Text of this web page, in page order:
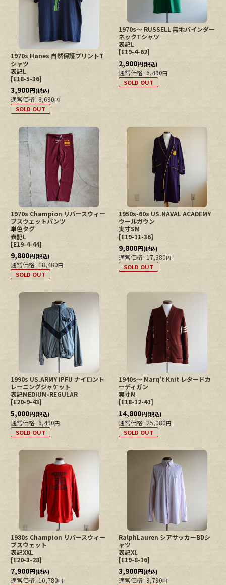
1970s Hanes 自然保護プリントT
シャツ
表記L
[E18-5-36]
3,900円(税込)
通常価格: 8,690円
SOLD OUT
1970s〜 RUSSELL 無地バインダー
ネックTシャツ
表記L
[E19-4-62]
2,900円(税込)
通常価格: 6,490円
SOLD OUT
1970s Champion リバースウィー
ブスウェットパンツ
単色タグ
表記L
[E19-4-44]
9,800円(税込)
通常価格: 18,480円
SOLD OUT
1950s-60s US.NAVAL ACADEMY
ウールガウン
実寸SM
[E19-11-36]
9,800円(税込)
通常価格: 17,380円
SOLD OUT
1990s US.ARMY IPFU ナイロント
レーニングジャケット
表記MEDIUM-REGULAR
[E20-9-43]
5,000円(税込)
通常価格: 6,490円
SOLD OUT
1940s〜 Marq't Knit レタードカ
ーディガン
実寸M
[E18-12-41]
14,800円(税込)
通常価格: 25,080円
SOLD OUT
1980s Champion リバースウィー
ブスウェット
表記XXL
[E20-3-28]
7,900円(税込)
通常価格: 10,780円
RalphLauren シアサッカーBDシ
ャツ
表記XL
[E19-8-16]
3,900円(税込)
通常価格: 9,790円